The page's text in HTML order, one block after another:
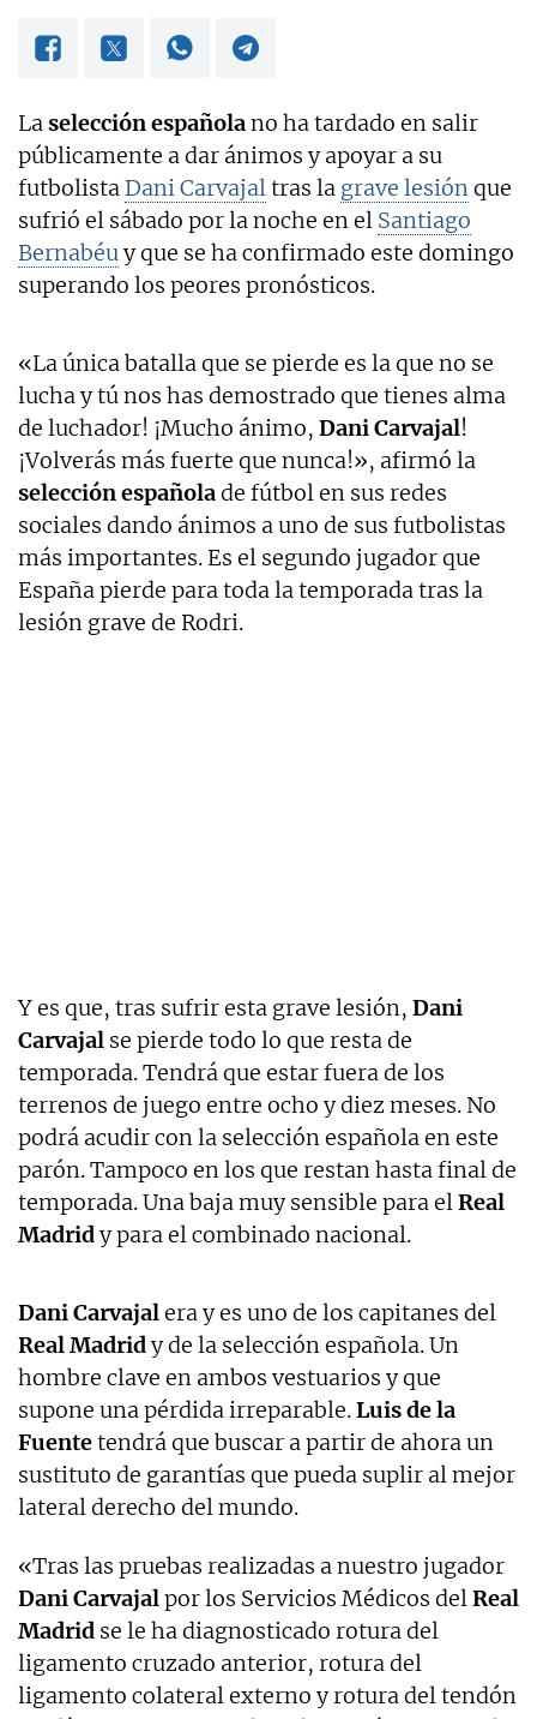
Laselección españolano ha tardado en salir
públicamente a dar ánimos y apoyar a su
futbolista Dani Carvajaltras la grave lesiónque
sufrió el sábado por la noche en el Santiago
Bernabéuy que se ha confirmado este domingo
superando los peores pronósticos.
«La única batalla que se pierde es la que no se
lucha y tú nos has demostrado que tienes alma
de luchador! ¡Mucho ánimo, Dani Carvajal!
¡Volverás más fuerte que nunca!», afirmó la
selección españolade fútbol en sus redes
sociales dando ánimos a uno de sus futbolistas
más importantes. Es el segundo jugador que
España pierde para toda la temporada tras la
lesión grave de Rodri.
Y es que, tras sufrir esta grave lesión, Dani
Carvajal se pierde todo lo que resta de
temporada. Tendrá que estar fuera de los
terrenos de juego entre ocho y diez meses. No
podrá acudir con la selección española en este
parón. Tampoco en los que restan hasta final de
temporada. Una baja muy sensible para elReal
Madridy para el combinado nacional.
Dani Carvajalera y es uno de los capitanes del
Real Madridy de la selección española. Un
hombre clave en ambos vestuarios y que
supone una pérdida irreparable.Luis de la
Fuentetendrá que buscar a partir de ahora un
sustituto de garantías que pueda suplir al mejor
lateral derecho del mundo.
«Tras las pruebas realizadas a nuestro jugador
Dani Carvajalpor los Servicios Médicos delReal
Madrid se le ha diagnosticado rotura del
ligamento cruzado anterior, rotura del
ligamento colateral externo y rotura del tendón